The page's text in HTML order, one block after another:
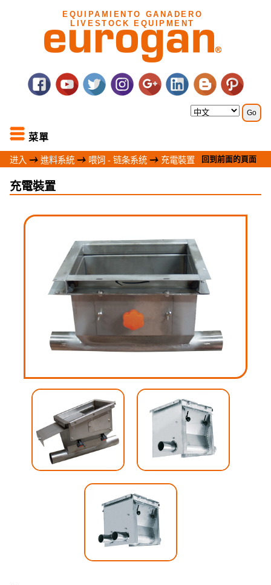
EQUIPAMIENTO GANADERO
LIVESTOCK EQUIPMENT
菜單
进入 進料系統 喂饲 - 链条系统 充電裝置 回到前面的頁面
充電裝置